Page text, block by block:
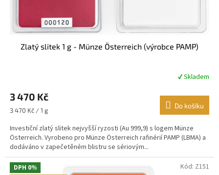
Zlatý slitek 1 g - Münze Österreich (výrobce PAMP)
produktu
je
4,7
z
5
hvězdiček.
✔ Skladem
3 470 Kč
Měrná
3 470 Kč / 1 g
Do košíku
Investiční zlatý slitek nejvyšší ryzosti (Au 999,9) s logem Münze
Österreich. Vyrobeno pro Münze Österreich rafinérií PAMP (LBMA) a
dodáváno v zapečetěném blistru se sériovým...
DPH 0%
Kód: Z151